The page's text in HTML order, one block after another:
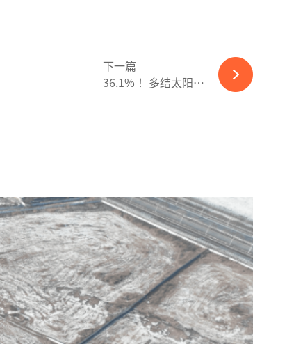
下一篇
36.1% ！多结太阳电池再创新纪录-365wm完美体育官网